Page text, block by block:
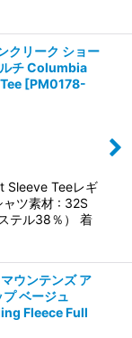
クリーク ショー
ルチ Columbia
[PM0178-
Sleeve Teeレギ
ャツ素材 : 32S
テル38％） 着
ウンテンズ ア
ベージュ
Fleece Full